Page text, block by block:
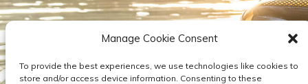
Manage Cookie Consent
To provide the best experiences, we use technologies like cookies to
store and/or access device information. Consenting to these
© 2026 PETR HORKÝ | DESIGN A REALIZACEHD PRODUCTION